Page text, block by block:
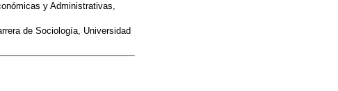
y Administrativas,
de Sociología, Universidad